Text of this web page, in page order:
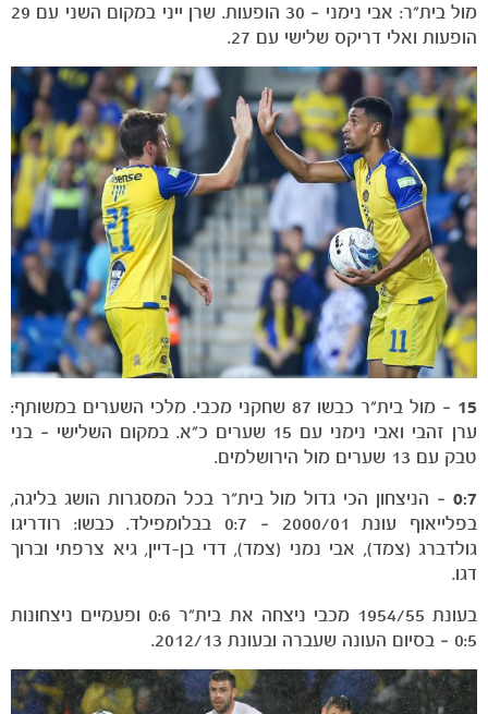
משחקים
ותוצאות
מול בית"ר: אבי נימני – 30 הופעות. שרן ייני במקום השני עם 29
הופעות ואלי דריקס שלישי עם 27.
15
– מול בית"ר כבשו 87 שחקני מכבי. מלכי השערים במשותף:
ערן זהבי ואבי נימני עם 15 שערים כ"א. במקום השלישי – בני
טבק עם 13 שערים מול הירושלמים.
0:7 – הניצחון הכי גדול מול בית"ר בכל המסגרות הושג בליגה,
בפלייאוף עונת 2000/01 – 0:7 בבלומפילד. כבשו: רודריגו
גולדברג (צמד), אבי נמני (צמד), דדי בן-דיין, גיא צרפתי וברוך
דגו.
בעונת 1954/55 מכבי ניצחה את בית"ר 0:6 ופעמיים ניצחונות
0:5 – בסיום העונה שעברה ובעונת 2012/13.